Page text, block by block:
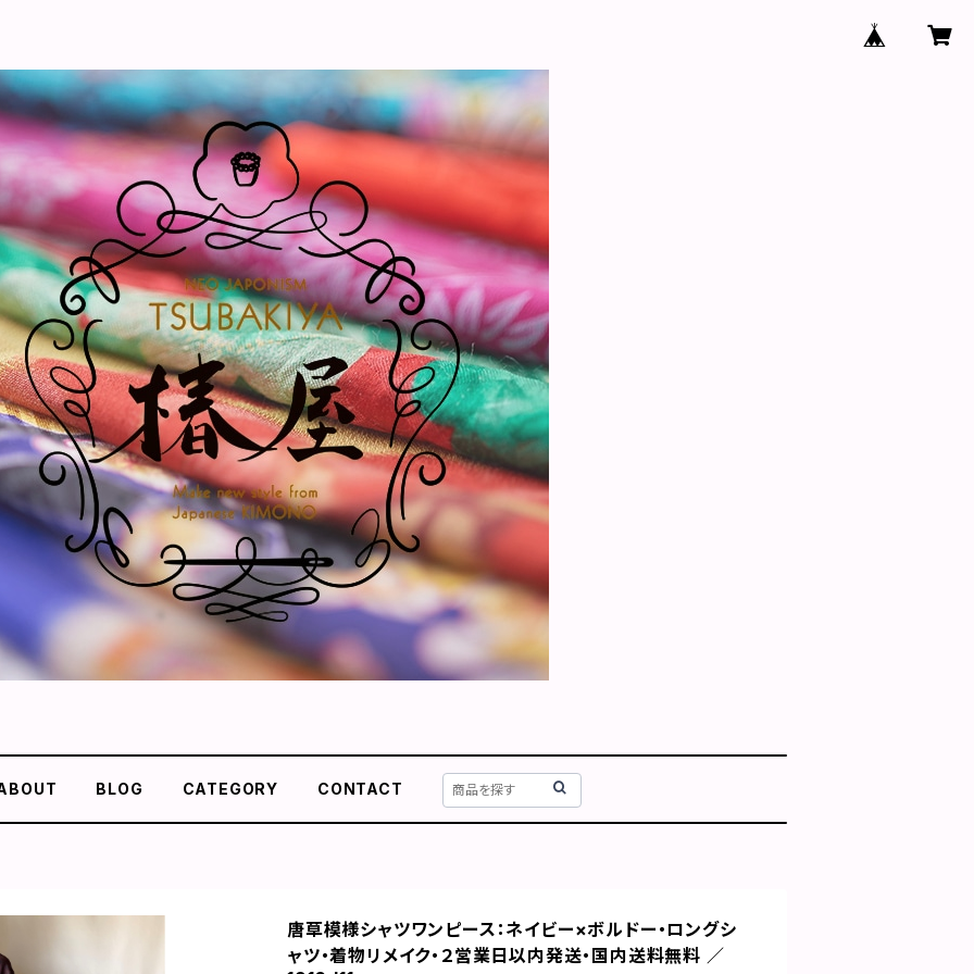
BLOG CATEGORY CONTACT
唐草模様シャツワンピース：ネイビー×ボルドー・ロングシ
ャツ・着物リメイク・２営業日以内発送・国内送料無料 ／